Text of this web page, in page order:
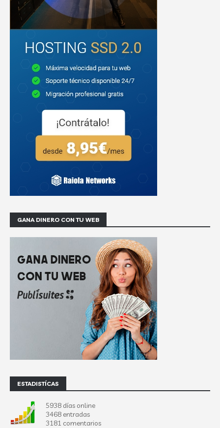
GANA DINERO CON TU WEB
ESTADISTÍCAS
5938 días online
3468 entradas
3181 comentarios